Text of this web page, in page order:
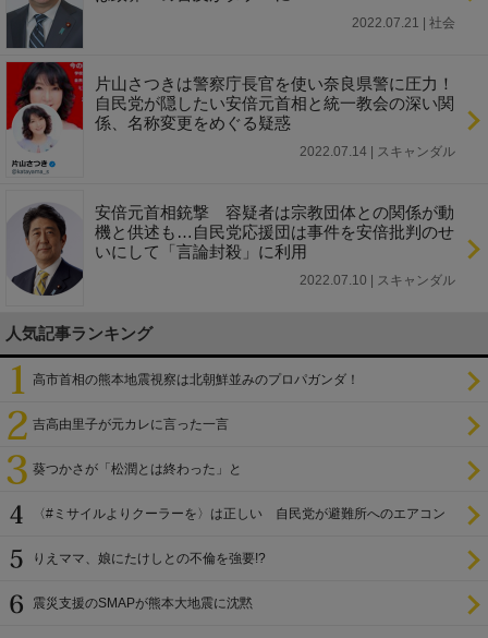
2022.07.21 | 社会
片山さつきは警察庁長官を使い奈良県警に圧力！
自民党が隠したい安倍元首相と統一教会の深い関
係、名称変更をめぐる疑惑
2022.07.14 | スキャンダル
安倍元首相銃撃 容疑者は宗教団体との関係が動
機と供述も…自民党応援団は事件を安倍批判のせ
いにして「言論封殺」に利用
2022.07.10 | スキャンダル
人気記事ランキング
高市首相の熊本地震視察は北朝鮮並みのプロパガンダ！
吉高由里子が元カレに言った一言
葵つかさが「松潤とは終わった」と
〈#ミサイルよりクーラーを〉は正しい 自民党が避難所へのエアコン
りえママ、娘にたけしとの不倫を強要!?
震災支援のSMAPが熊本大地震に沈黙